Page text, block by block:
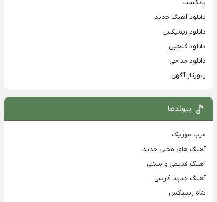
پادکست
دانلود آهنگ جدید
دانلود ریمیکس
دانلود گلچین
دانلود مداحی
رپورتاژ آگهی
پیوندها
غرب موزیک
آهنگ های محلی جدید
آهنگ قدیمی و سنتی
آهنگ جدید فارسی
شاه ریمیکس